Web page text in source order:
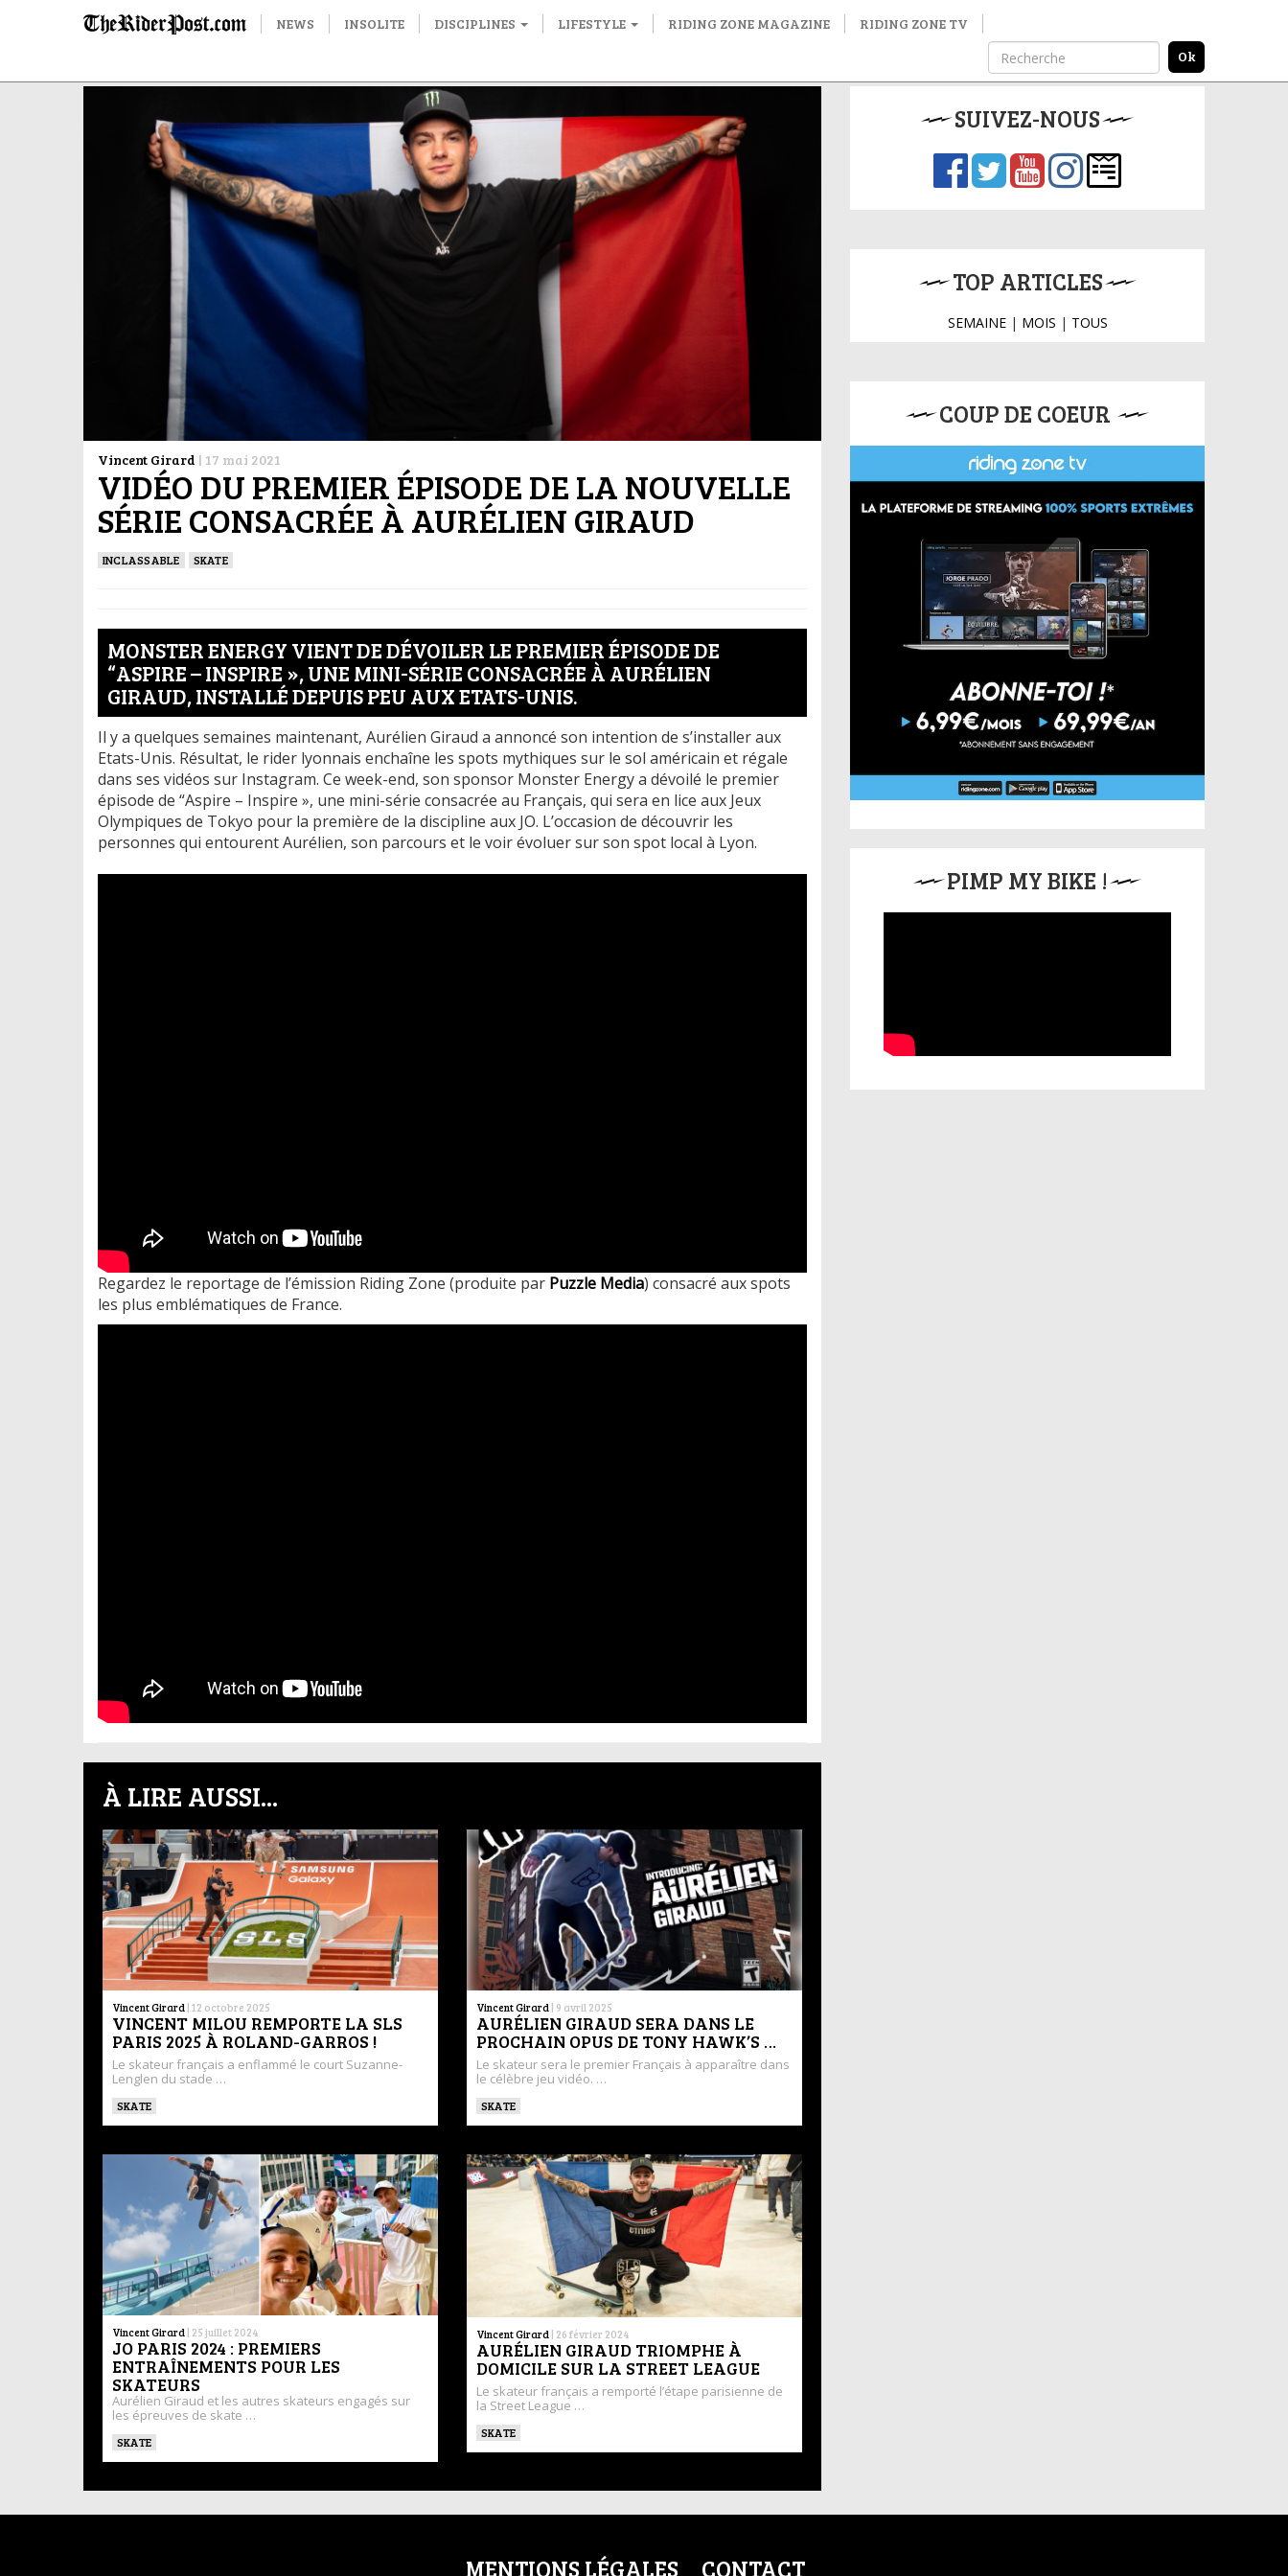
NEWS INSOLITE DISCIPLINES LIFESTYLE RIDING ZONE MAGAZINE RIDING ZONE TV
Vincent Girard | 17 mai 2021
VIDÉO DU PREMIER ÉPISODE DE LA NOUVELLE
SÉRIE CONSACRÉE À AURÉLIEN GIRAUD
INCLASSABLE SKATE
MONSTER ENERGY VIENT DE DÉVOILER LE PREMIER ÉPISODE DE
“ASPIRE – INSPIRE », UNE MINI-SÉRIE CONSACRÉE À AURÉLIEN
GIRAUD, INSTALLÉ DEPUIS PEU AUX ETATS-UNIS.
Il y a quelques semaines maintenant, Aurélien Giraud a annoncé son intention de s’installer aux
Etats-Unis. Résultat, le rider lyonnais enchaîne les spots mythiques sur le sol américain et régale
dans ses vidéos sur Instagram. Ce week-end, son sponsor Monster Energy a dévoilé le premier
épisode de “Aspire – Inspire », une mini-série consacrée au Français, qui sera en lice aux Jeux
Olympiques de Tokyo pour la première de la discipline aux JO. L’occasion de découvrir les
personnes qui entourent Aurélien, son parcours et le voir évoluer sur son spot local à Lyon.
Regardez le reportage de l’émission Riding Zone (produite par Puzzle Media) consacré aux spots
les plus emblématiques de France.
À LIRE AUSSI...
Vincent Girard | 12 octobre 2025
VINCENT MILOU REMPORTE LA SLS
PARIS 2025 À ROLAND-GARROS !
Le skateur français a enflammé le court Suzanne-
Lenglen du stade …
SKATE
Vincent Girard | 9 avril 2025
AURÉLIEN GIRAUD SERA DANS LE
PROCHAIN OPUS DE TONY HAWK’S …
Le skateur sera le premier Français à apparaître dans
le célèbre jeu vidéo. …
SKATE
Vincent Girard | 25 juillet 2024
JO PARIS 2024 : PREMIERS
ENTRAÎNEMENTS POUR LES
SKATEURS
Aurélien Giraud et les autres skateurs engagés sur
les épreuves de skate …
SKATE
Vincent Girard | 26 février 2024
AURÉLIEN GIRAUD TRIOMPHE À
DOMICILE SUR LA STREET LEAGUE
Le skateur français a remporté l’étape parisienne de
la Street League …
SKATE
SUIVEZ-NOUS
TOP ARTICLES
SEMAINE| MOIS | TOUS
COUP DE COEUR
PIMP MY BIKE !
MENTIONS LÉGALES CONTACT